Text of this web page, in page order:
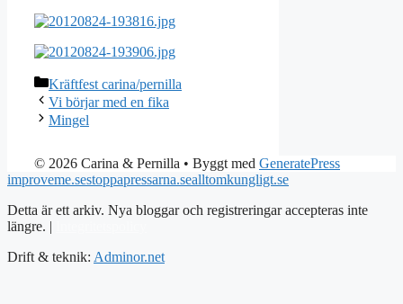
Kategorier
Kräftfest carina/pernilla
Vi börjar med en fika
Mingel
© 2026 Carina & Pernilla • Byggt med GeneratePress
improveme.sestoppapressarna.sealltomkungligt.se
Detta är ett arkiv. Nya bloggar och registreringar accepteras inte
längre. |
Drift & teknik: Adminor.net